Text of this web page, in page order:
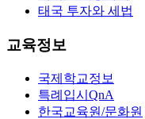
태국 투자와 세법
교육정보
국제학교정보
특례입시QnA
한국교육원/문화원